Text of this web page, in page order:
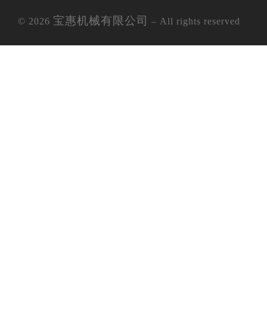
© 2026 宝惠机械有限公司 – All rights reserved